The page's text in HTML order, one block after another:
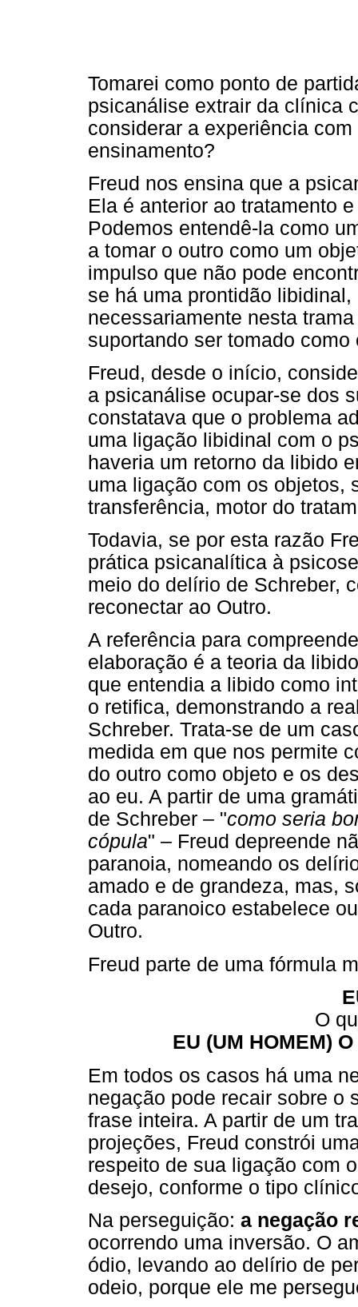
Tomarei como ponto de
psicanálise extrair da clínica
considerar a experiência
ensinamento?
Freud nos ensina que a
Ela é anterior ao tratamento
Podemos entendê-la como
a tomar o outro como um
impulso que não pode
se há uma prontidão
necessariamente nesta
suportando ser tomado
Freud, desde o início,
a psicanálise ocupar-se dos
constatava que o problema
uma ligação libidinal com o
haveria um retorno da libido
uma ligação com os objetos,
transferência, motor do
Todavia, se por esta razão
prática psicanalítica à
meio do delírio de Schreber,
reconectar ao Outro.
A referência para
elaboração é a teoria da
que entendia a libido como
o retifica, demonstrando a
Schreber. Trata-se de um
medida em que nos permite
do outro como objeto e os
ao eu. A partir de uma
de Schreber – "como seria
cópula" – Freud depreende
paranoia, nomeando os
amado e de grandeza, mas,
cada paranoico estabelece
Outro.
Freud parte de uma fórmula
O
EU (UM HOMEM)
Em todos os casos há uma
negação pode recair sobre o
frase inteira. A partir de um
projeções, Freud constrói
respeito de sua ligação com
desejo, conforme o tipo
Na perseguição: a negação
ocorrendo uma inversão. O
ódio, levando ao delírio de
odeio, porque ele me